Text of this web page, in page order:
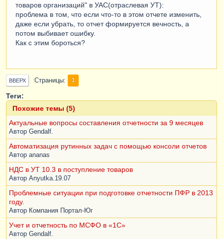
товаров организаций" в УАС(отраслевая УТ):
проблема в том, что если что-то в этом отчете изменить,
даже если убрать, то отчет формируется вечность, а
потом выбивает ошибку.
Как с этим бороться?
ВВЕРХ Страницы 1
Теги:
Похожие темы (5)
Актуальные вопросы составления отчетности за 9 месяцев
Автор Gendalf.
Автоматизация рутинных задач с помощью консоли отчетов
Автор ananas
НДС в УТ 10.3 в поступление товаров
Автор Anyutka.19.07
Проблемные ситуации при подготовке отчетности ПФР в 2013
году.
Автор Компания Портал-Юг
Учет и отчетность по МСФО в «1С»
Автор Gendalf.